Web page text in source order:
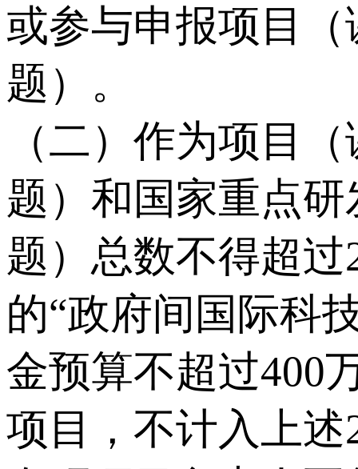
或参与申报项目
题）。
（二）作为项目
题）和国家重点
题）总数不得超
的“政府间国际科
金预算不超过400
项目，不计入上